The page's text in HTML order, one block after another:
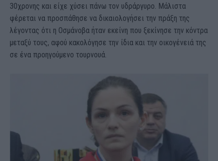
30χρονης και είχε χύσει πάνω τον υδράργυρο. Μάλιστα
φέρεται να προσπάθησε να δικαιολογήσει την πράξη της
λέγοντας ότι η Οσμάνοβα ήταν εκείνη που ξεκίνησε την κόντρα
μεταξύ τους, αφού κακολόγησε την ίδια και την οικογένειά της
σε ένα προηγούμενο τουρνουά.